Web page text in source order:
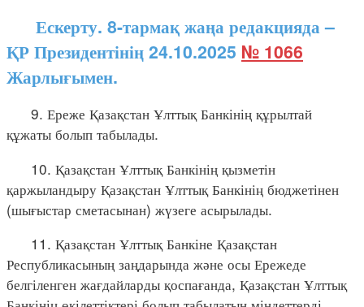
Ескерту. 8-тармақ жаңа редакцияда –
ҚР Президентінің 24.10.2025 № 1066
Жарлығымен.
9. Ереже Қазақстан Ұлттық Банкінің құрылтай
құжаты болып табылады.
10. Қазақстан Ұлттық Банкінің қызметін
қаржыландыру Қазақстан Ұлттық Банкінің бюджетінен
(шығыстар сметасынан) жүзеге асырылады.
11. Қазақстан Ұлттық Банкіне Қазақстан
Республикасының заңдарында және осы Ережеде
белгіленген жағдайларды қоспағанда, Қазақстан Ұлттық